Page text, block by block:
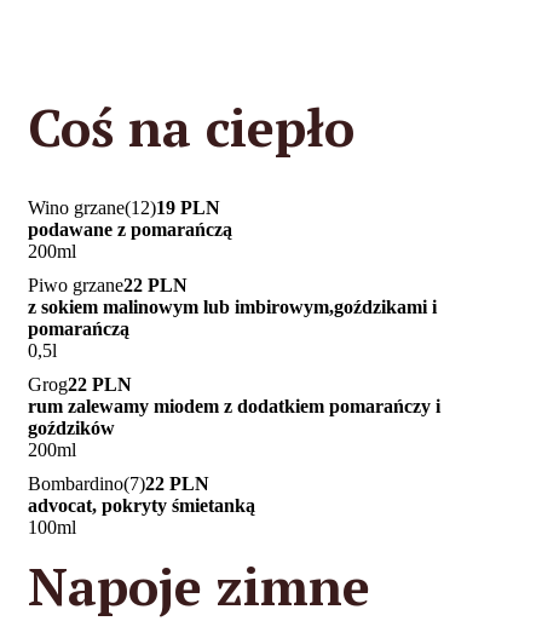
Coś na ciepło
Wino grzane(12)19 PLN
podawane z pomarańczą
200ml
Piwo grzane22 PLN
z sokiem malinowym lub imbirowym,goździkami i
pomarańczą
0,5l
Grog22 PLN
rum zalewamy miodem z dodatkiem pomarańczy i
goździków
200ml
Bombardino(7)22 PLN
advocat, pokryty śmietanką
100ml
Napoje zimne